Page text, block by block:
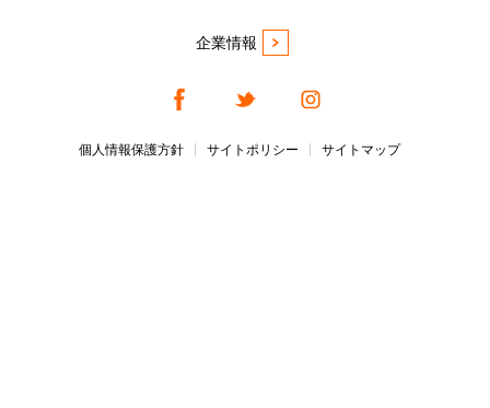
企業情報
個人情報保護方針 サイトポリシー サイトマップ